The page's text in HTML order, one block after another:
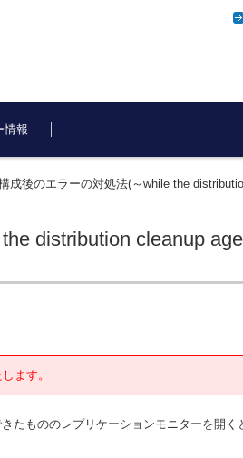
情報
成後のエラーの対処法(～while the
distribution cleanup
ます。
たもののレプリケーションモニターを開く